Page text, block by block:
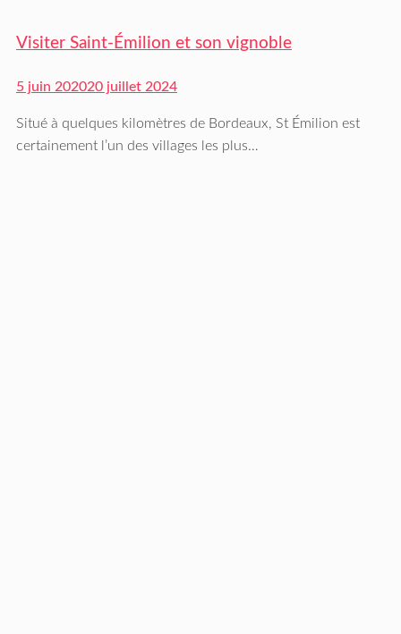
Visiter Saint-Émilion et son vignoble
5 juin 202020 juillet 2024
Situé à quelques kilomètres de Bordeaux, St Émilion est
certainement l’un des villages les plus…